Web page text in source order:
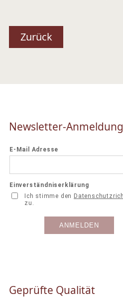
Zurück
Newsletter-Anmeldung
Geprüfte Qualität